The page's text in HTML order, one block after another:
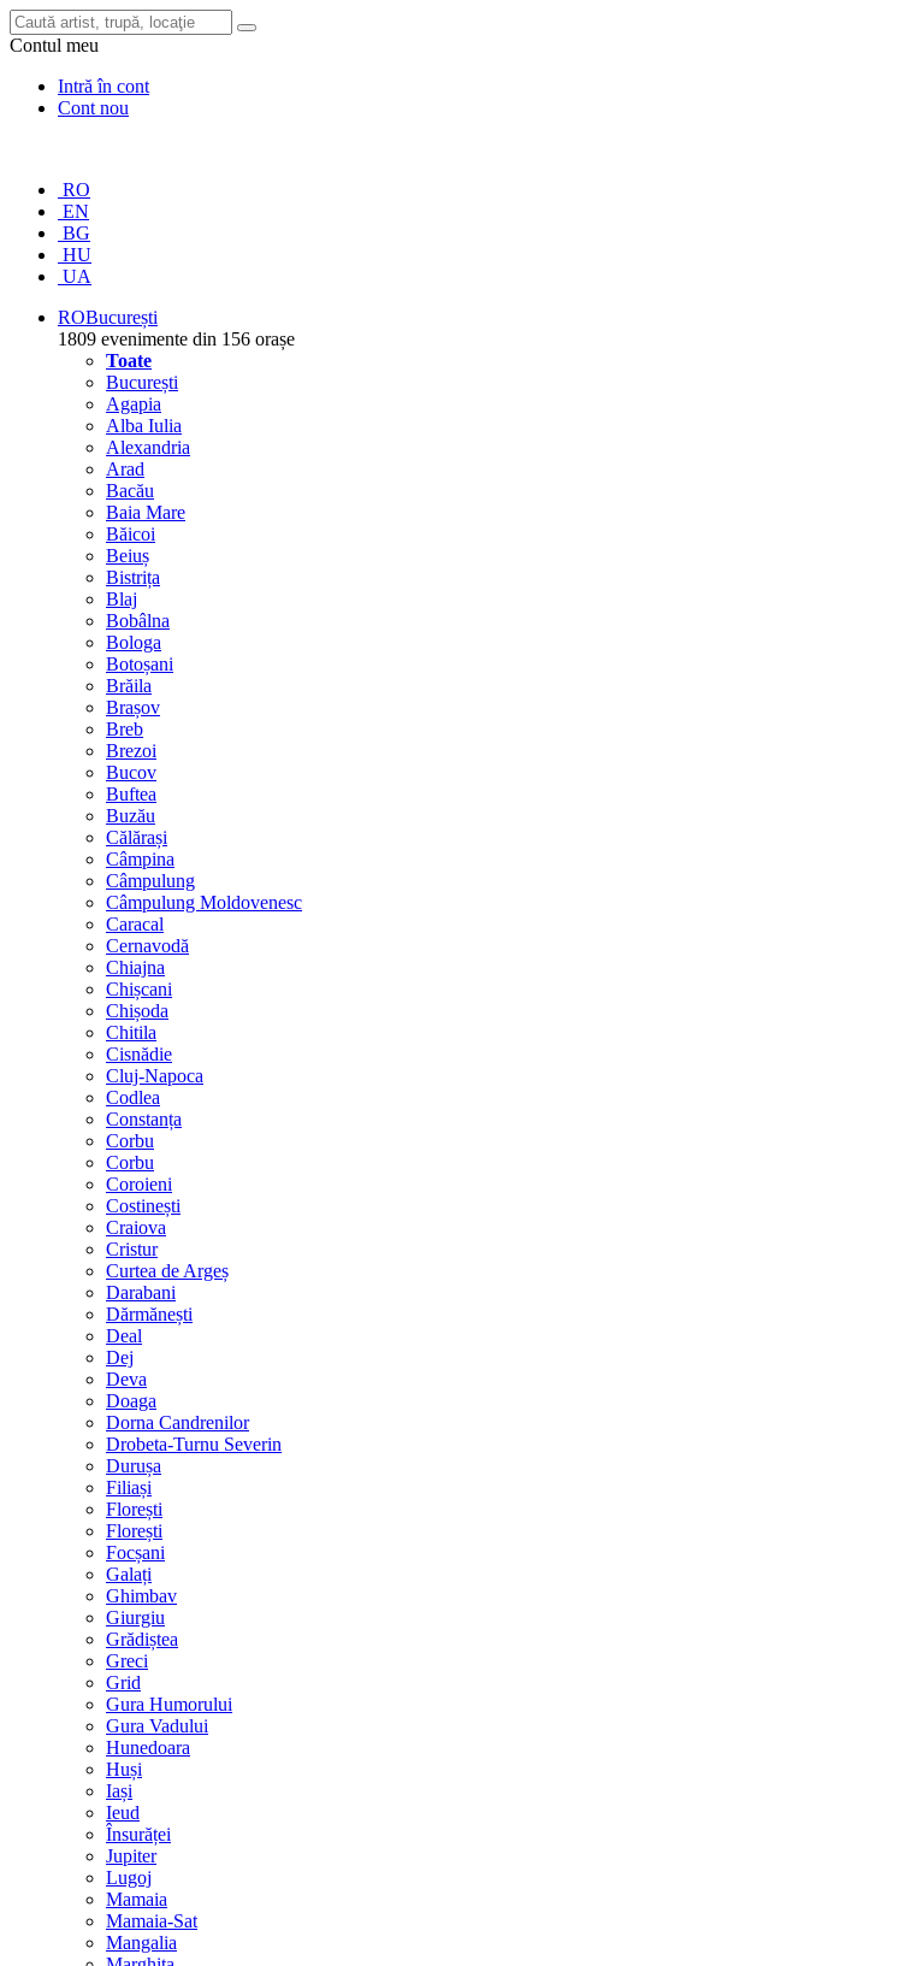
Contul meu
Intră în cont
Cont nou
RO
EN
BG
HU
UA
ROBucurești
1809 evenimente din 156 orașe
Toate
București
Agapia
Alba Iulia
Alexandria
Arad
Bacău
Baia Mare
Băicoi
Beiuș
Bistrița
Blaj
Bobâlna
Bologa
Botoșani
Brăila
Brașov
Breb
Brezoi
Bucov
Buftea
Buzău
Călărași
Câmpina
Câmpulung
Câmpulung Moldovenesc
Caracal
Cernavodă
Chiajna
Chișcani
Chișoda
Chitila
Cisnădie
Cluj-Napoca
Codlea
Constanța
Corbu
Corbu
Coroieni
Costinești
Craiova
Cristur
Curtea de Argeș
Darabani
Dărmănești
Deal
Dej
Deva
Doaga
Dorna Candrenilor
Drobeta-Turnu Severin
Durușa
Filiași
Florești
Florești
Focșani
Galați
Ghimbav
Giurgiu
Grădiștea
Greci
Grid
Gura Humorului
Gura Vadului
Hunedoara
Huși
Iași
Ieud
Însurăței
Jupiter
Lugoj
Mamaia
Mamaia-Sat
Mangalia